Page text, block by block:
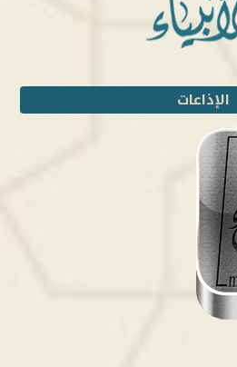
الإذاعات